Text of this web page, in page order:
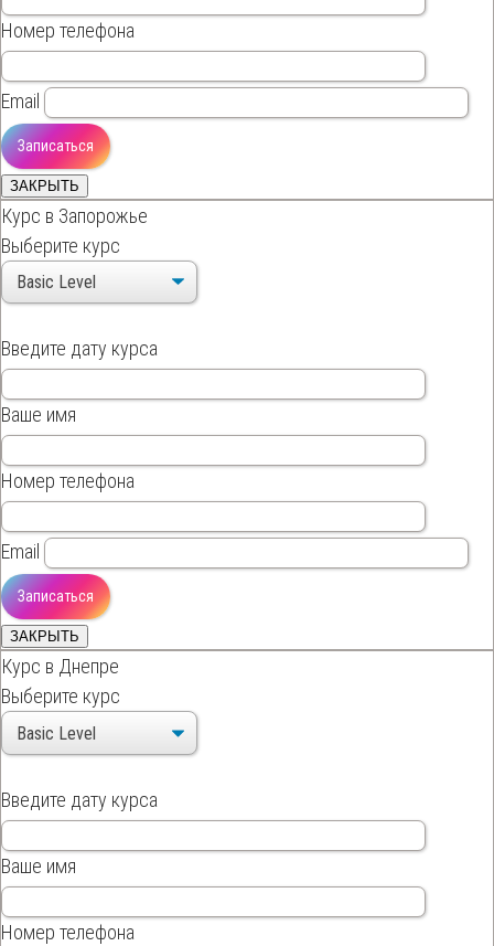
Номер телефона
Email
ЗАКРЫТЬ
Курс в Запорожье
Выберите курс
Введите дату курса
Ваше имя
Номер телефона
Email
ЗАКРЫТЬ
Курс в Днепре
Выберите курс
Введите дату курса
Ваше имя
Номер телефона